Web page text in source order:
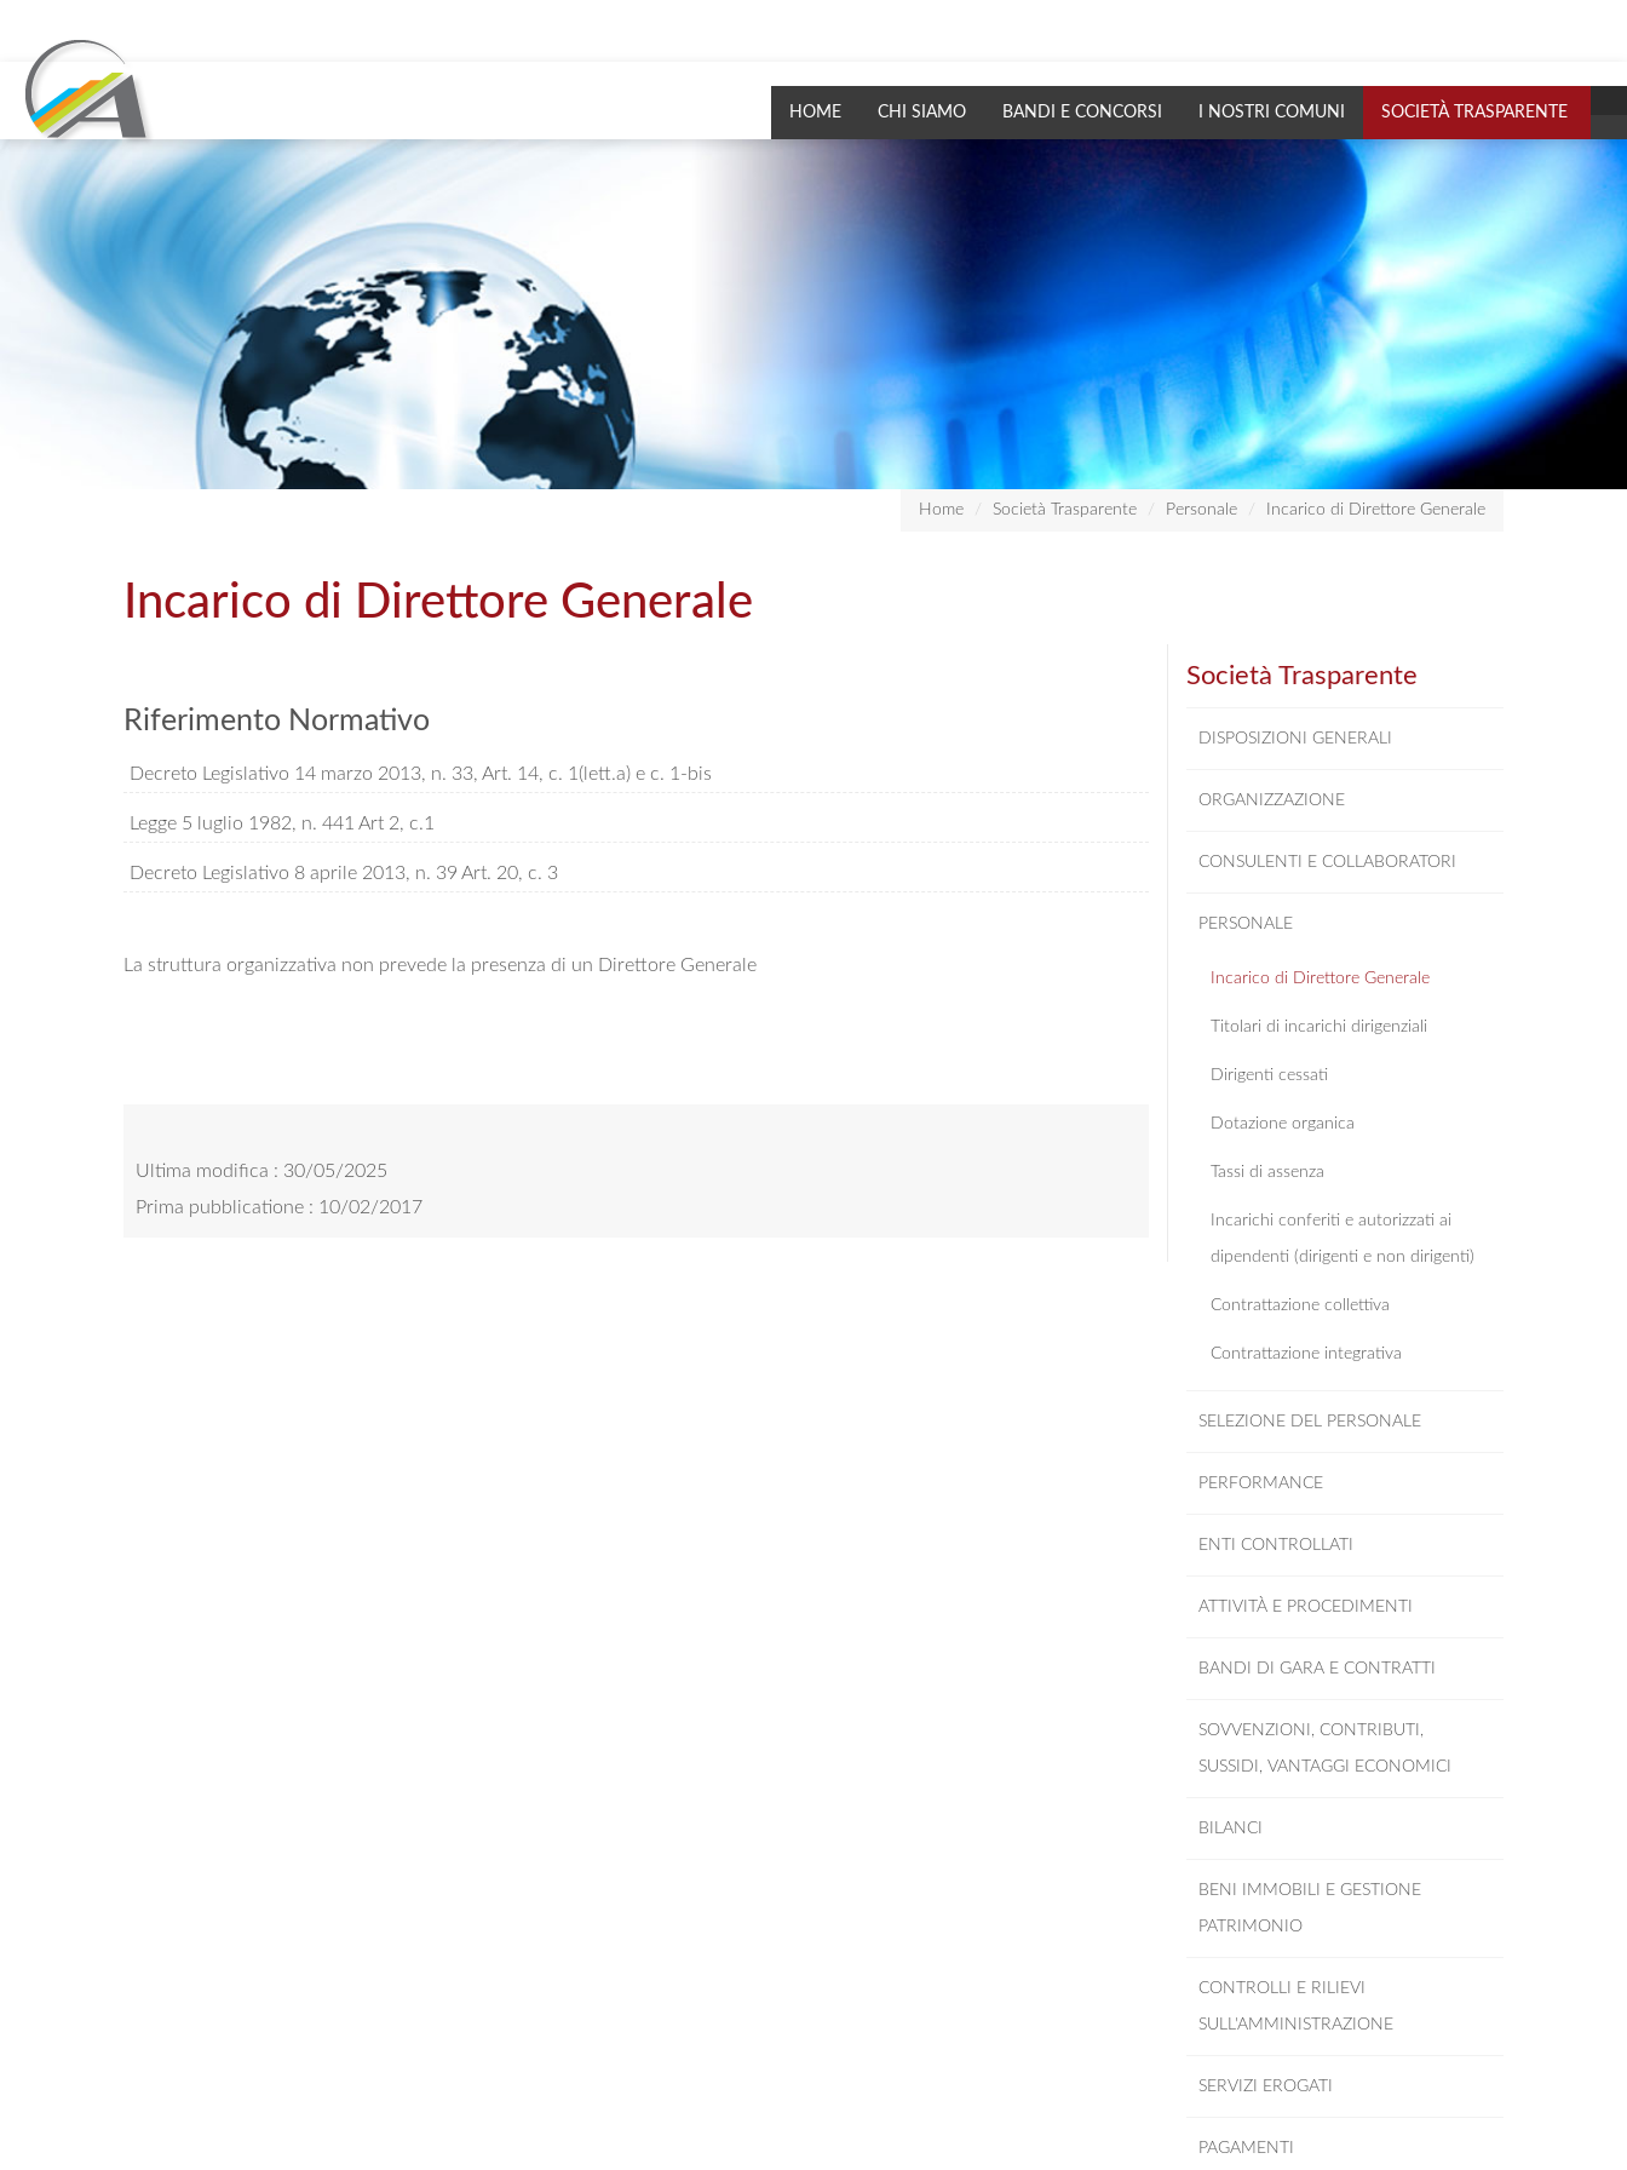
HOME CHI SIAMO BANDI E CONCORSI I NOSTRI COMUNI SOCIETÀ TRASPARENTE
Home Società Trasparente Personale Incarico di Direttore Generale
Incarico di Direttore Generale
Riferimento Normativo
Decreto Legislativo 14 marzo 2013, n. 33, Art. 14, c. 1(lett.a) e c. 1-bis
Legge 5 luglio 1982, n. 441 Art 2, c.1
Decreto Legislativo 8 aprile 2013, n. 39 Art. 20, c. 3
La struttura organizzativa non prevede la presenza di un Direttore Generale
Ultima modifica : 30/05/2025
Prima pubblicatione : 10/02/2017
Società Trasparente
DISPOSIZIONI GENERALI
ORGANIZZAZIONE
CONSULENTI E COLLABORATORI
PERSONALE
Incarico di Direttore Generale
Titolari di incarichi dirigenziali
Dirigenti cessati
Dotazione organica
Tassi di assenza
Incarichi conferiti e autorizzati ai
dipendenti (dirigenti e non dirigenti)
Contrattazione collettiva
Contrattazione integrativa
SELEZIONE DEL PERSONALE
PERFORMANCE
ENTI CONTROLLATI
ATTIVITÀ E PROCEDIMENTI
BANDI DI GARA E CONTRATTI
SOVVENZIONI, CONTRIBUTI,
SUSSIDI, VANTAGGI ECONOMICI
BILANCI
BENI IMMOBILI E GESTIONE
PATRIMONIO
CONTROLLI E RILIEVI
SULL'AMMINISTRAZIONE
SERVIZI EROGATI
PAGAMENTI